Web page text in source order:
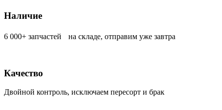
Наличие
6 000+ запчастей на складе, отправим уже завтра
Качество
Двойной контроль, исключаем пересорт и брак